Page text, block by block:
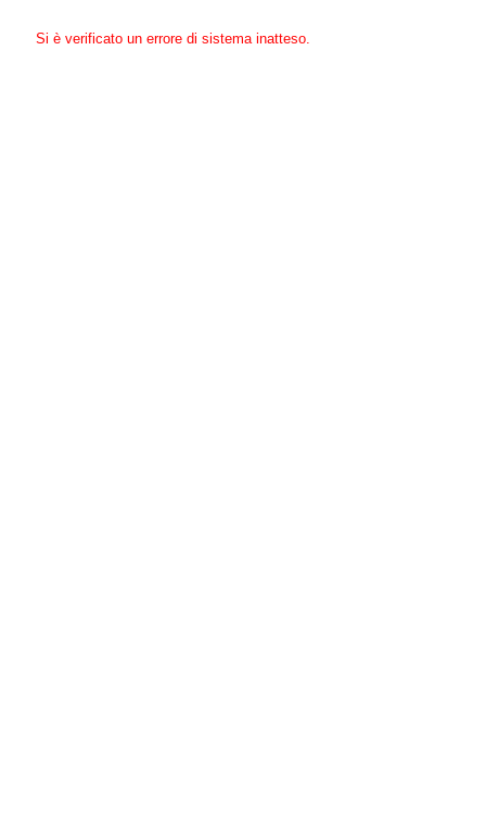
Si è verificato un errore di sistema inatteso.